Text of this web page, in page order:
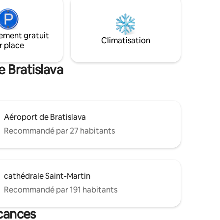
vous
de
chambre séparée, un canapé-lit dans le
séjour, une cuisine design entièrement
équipée et la climatisation, il peut
accueillir confortablement jusqu'à
gratuit
place
Climatisation
Bratislava
Aéroport de Bratislava
Recommandé par 27 habitants
cathédrale Saint-Martin
Recommandé par 191 habitants